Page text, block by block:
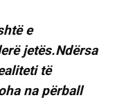
e
jetës.Ndërsa
të
na përball